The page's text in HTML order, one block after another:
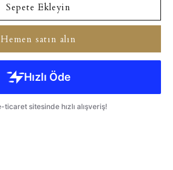
Sepete Ekleyin
Hemen satın alın